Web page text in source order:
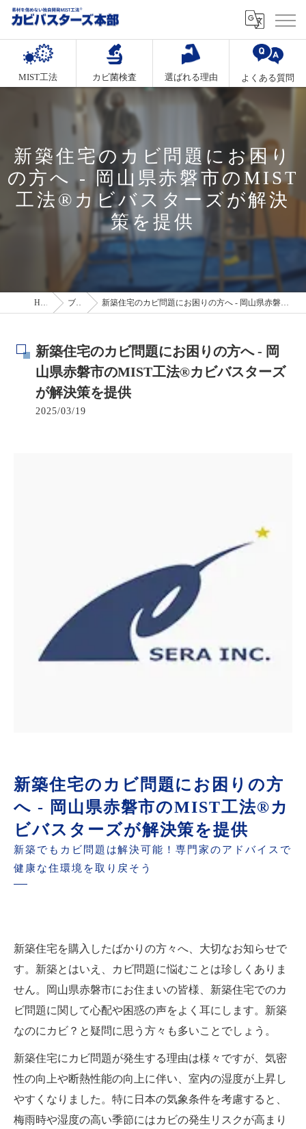
MIST工法 カビ菌検査 選ばれる理由 よくある質問
新築住宅のカビ問題にお困り
の方へ - 岡山県赤磐市のMIST
工法®カビバスターズが解決
策を提供
HOME ブログ 新築住宅のカビ問題にお困りの方へ - 岡山県赤磐市のMIST工法®カビバスターズが解決策を提供
新築住宅のカビ問題にお困りの方へ - 岡
山県赤磐市のMIST工法®カビバスターズ
が解決策を提供
2025/03/19
新築住宅のカビ問題にお困りの方
へ - 岡山県赤磐市のMIST工法®カ
ビバスターズが解決策を提供
新築でもカビ問題は解決可能！専門家のアドバイスで
健康な住環境を取り戻そう
新築住宅を購入したばかりの方々へ、大切なお知らせで
す。新築とはいえ、カビ問題に悩むことは珍しくありま
せん。岡山県赤磐市にお住まいの皆様、新築住宅でのカ
ビ問題に関して心配や困惑の声をよく耳にします。新築
なのにカビ？と疑問に思う方々も多いことでしょう。
新築住宅にカビ問題が発生する理由は様々ですが、気密
性の向上や断熱性能の向上に伴い、室内の湿度が上昇し
やすくなりました。特に日本の気象条件を考慮すると、
梅雨時や湿度の高い季節にはカビの発生リスクが高まり